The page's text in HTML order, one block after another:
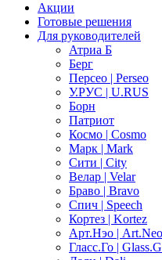
Акции
Готовые решения
Для руководителей
Атриа Б
Берг
Персео | Perseo
У.РУС | U.RUS
Борн
Патриот
Космо | Cosmo
Марк | Mark
Сити | City
Велар | Velar
Браво | Bravo
Спич | Speech
Кортез | Kortez
Арт.Нэо | Art.Neo
Гласс.Го |